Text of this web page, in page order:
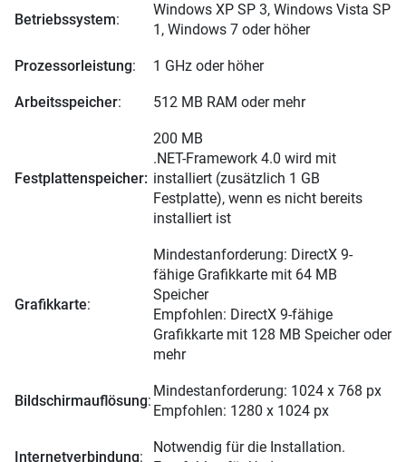
Betriebssystem:
Windows XP SP 3, Windows Vista SP
1, Windows 7 oder höher
Prozessorleistung: 1 GHz oder höher
Arbeitsspeicher: 512 MB RAM oder mehr
Festplattenspeicher:
200 MB
.NET-Framework 4.0 wird mit
installiert (zusätzlich 1 GB
Festplatte), wenn es nicht bereits
installiert ist
Grafikkarte:
Mindestanforderung: DirectX 9-
fähige Grafikkarte mit 64 MB
Speicher
Empfohlen: DirectX 9-fähige
Grafikkarte mit 128 MB Speicher oder
mehr
Bildschirmauflösung:
Mindestanforderung: 1024 x 768 px
Empfohlen: 1280 x 1024 px
Internetverbindung:
Notwendig für die Installation.